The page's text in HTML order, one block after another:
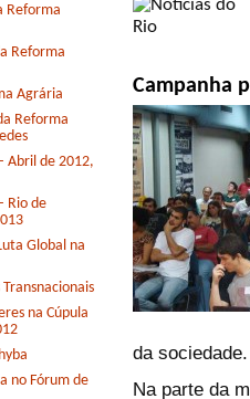
Reforma
Reforma
Agrária
Reforma
Abril de 2012,
Rio de
Global na
na Cúpula
no Fórum de
Campanha
da sociedade.
Na parte da